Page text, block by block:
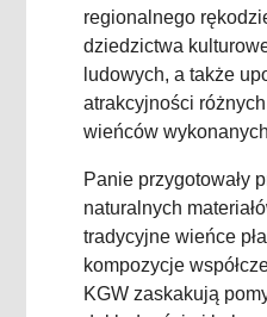
regionalnego
dziedzictwa
ludowych, a także
atrakcyjności różnych
wieńców
Panie przygotowały
naturalnych
tradycyjne wieńce
kompozycje
KGW zaskakują